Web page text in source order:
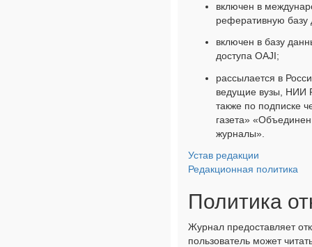
включен в
реферативную базу
включен в базу
доступа OAJI;
рассылается в
ведущие вузы, НИИ
также по подписке
газета»
журналы».
Устав редакции
Редакционная политика
Политика
Журнал предоставляет
пользователь может